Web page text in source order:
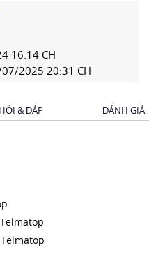
16:14 CH
2025 20:31 CH
HỎI & ĐÁP ĐÁNH GIÁ